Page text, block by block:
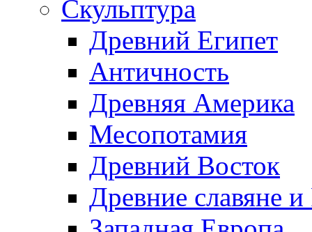
Скульптура
Древний Египет
Античность
Древняя Америка
Месопотамия
Древний Восток
Древние славяне и